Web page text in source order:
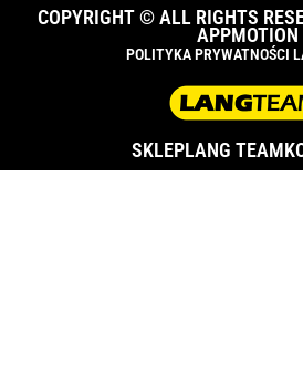
COPYRIGHT © ALL RIGHTS
APPMOTION
POLITYKA PRYWATNOŚCI
SKLEPLANG TEAM